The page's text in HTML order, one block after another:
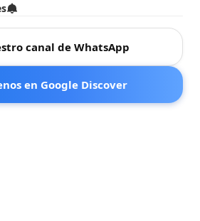
canal de WhatsApp
en Google Discover